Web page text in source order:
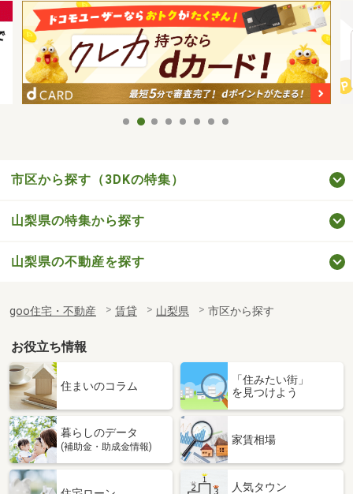
市区から探す（3DKの特集）
山梨県の特集から探す
山梨県の不動産を探す
goo住宅・不動産 賃貸 山梨県 市区から探す
お役立ち情報
住まいのコラム
「住みたい街」
を見つけよう
暮らしのデータ
(補助金・助成金情報)
家賃相場
人気タウン